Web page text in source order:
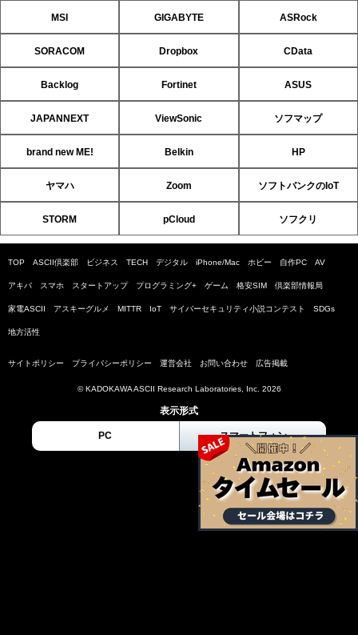
MSI GIGABYTE ASRock
SORACOM Dropbox CData
Backlog Fortinet ASUS
JAPANNEXT ViewSonic ソフマップ
brand new ME! Belkin HP
ヤマハ Zoom ソフトバンクのIoT
STORM pCloud ソフクリ
TOP ASCII倶楽部 ビジネス TECH デジタル iPhone/Mac ホビー 自作PC AV
アキバ スマホ スタートアップ プログラミング+ ゲーム 格安SIM 倶楽部情報局
家電ASCII アスキーグルメ MITTR IoT サイバーセキュリティ小説コンテスト SDGs
地方活性
サイトポリシー プライバシーポリシー 運営会社 お問い合わせ 広告掲載
© KADOKAWA ASCII Research Laboratories, Inc. 2026
表示形式
PC スマートフォン